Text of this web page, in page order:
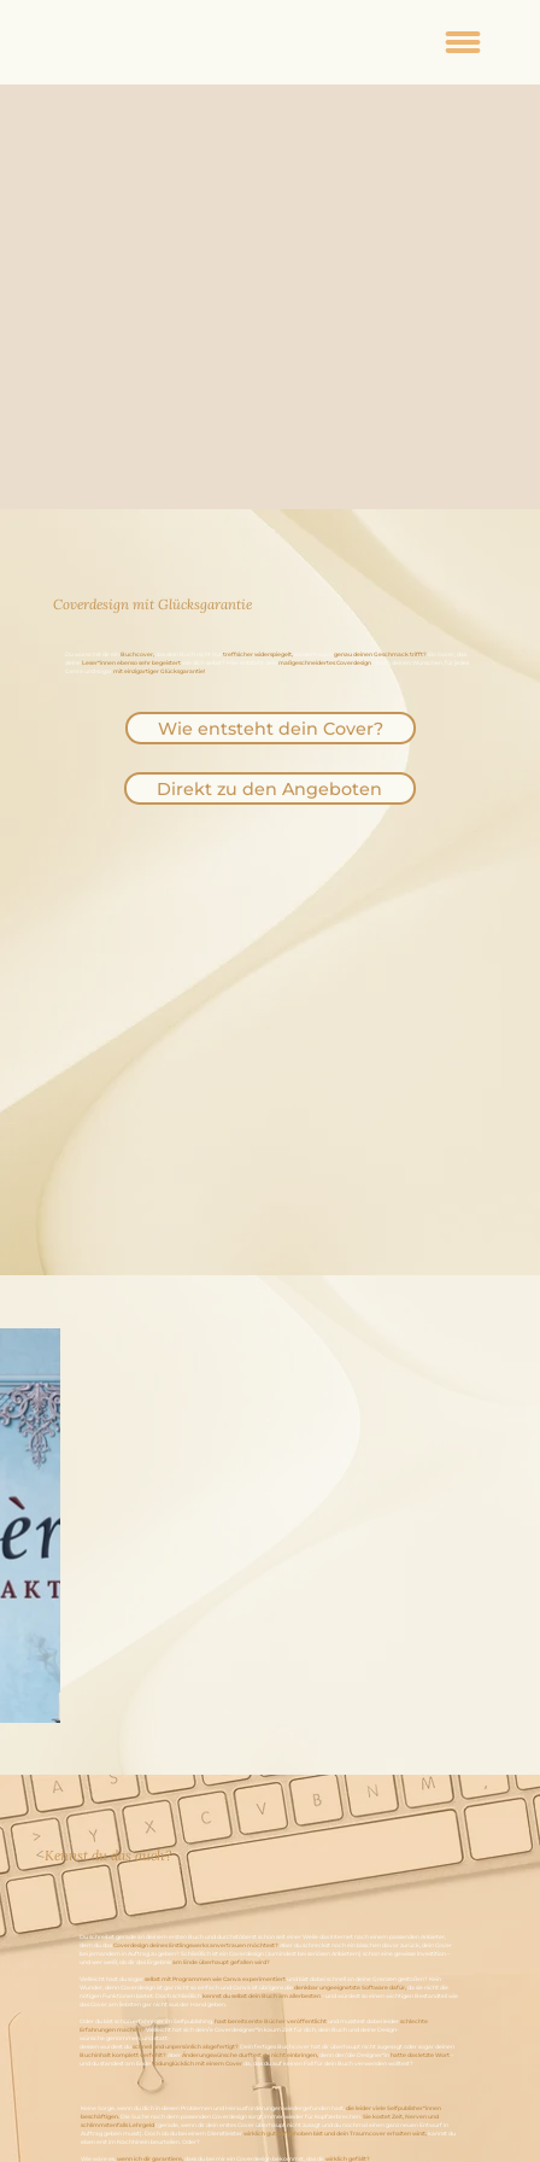
Coverdesign mit Glücksgarantie
Du wünschst dir ein Buchcover,das dein Buch nicht nur treffsicher widerspiegelt,sondern auch genau deinen Geschmack trifft?Ein Cover, das
Leser*innen ebenso sehr begeistertwie dich selbst? Hier entsteht dein maßgeschneidertes Coverdesign– nach deinen Wünschen, für jedes
Genre und sogar mit einzigartiger Glücksgarantie!
Direkt zu den Angeboten
Wie entsteht dein Cover?
Kennst du das auch?
Du schreibst gerade an deinem ersten Buch und durchstöberst schon seit einer Weile das Internet nach einem passenden Anbieter,
dem du dasCoverdesign deines Erstlingswerks anvertrauen möchtest? Aber du schreckst noch ein bisschen davor zurück, dein Cover
bei jemandem in Auftrag zu geben? Schließlich ist ein Coverdesign (zumindest bei seriösen Anbietern) schon eine gewisse Investition –
und wer weiß, ob dir das Ergebnisam Ende überhaupt gefallen wird?
Vielleicht hast du sogarselbst mit Programmen wie Canva experimentiertund bist dabei schnell an deine Grenzen gestoßen? Kein
Wunder, denn Coverdesign ist gar nicht so einfach und Canva ist übrigens diedenkbar ungeeignetste Software dafür, da sie nicht die
nötigen Funktionen bietet. Doch schließlichkennst du selbst dein Buch am allerbesten – und würdest so einen wichtigen Bestandteil wie
das Cover am liebsten gar nicht aus der Hand geben.
Oder du bist schon erfahrener im Selfpublishing,hast bereits erste Bücher veröffentlichtund musstest dabei leiderschlechte
Erfahrungen machen?Vielleicht hat sich dein/e Coverdesigner*in kaum Zeit für dich, dein Buch und deine Design-
wünsche genommen,und statt-
dessen wurdest duschnell und unpersönlich abgefertigt?Dein fertiges Buchcover hat dir überhaupt nicht zugesagt oder sogar deinen
Buchinhalt komplett verfehlt?AberÄnderungswünsche durftest du nicht einbringen, denn der/die Designer*inhatte das letzte Wort
und du standest am Endetodunglücklich mit einem Coverda, das du auf keinen Fall für dein Buch verwenden wolltest?
Keine Sorge, wenn du dich in diesen Problemen und Herausforderungen wiedergefunden hast, die leider viele Selfpublisher*innen
beschäftigen. Die Suche nach dem passenden Coverdesign sorgt immer wieder für Kopfzerbrechen. Sie kostet Zeit, Nerven und
schlimmstenfalls Lehrgeld(gerade, wenn dir dein erstes Cover überhaupt nicht zusagt und du nochmal einen ganz neuen Entwurf in
Auftrag geben musst). Doch ob du bei einem Dienstleister wirklich gut aufgehoben bist und dein Traumcover erhalten wirst, kannst du
eben erst im Nachhinein beurteilen. Oder?
Wie wäre es, wenn ich dir garantiere, dass du bei mir ein Coverdesign bekommst, das dir wirklich gefällt?